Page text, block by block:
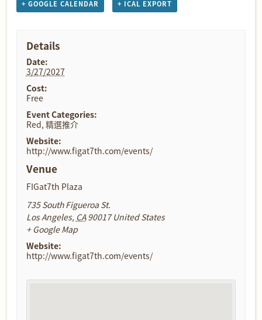
+ GOOGLE CALENDAR + ICAL EXPORT
Details
Date:
3/27/2027
Cost:
Free
Event Categories:
Red, 精選推介
Website:
http://www.figat7th.com/events/
Venue
FIGat7th Plaza
735 South Figueroa St.
Los Angeles, CA 90017 United States
+ Google Map
Website:
http://www.figat7th.com/events/